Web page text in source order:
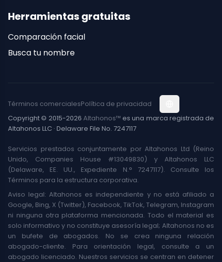
Herramientas gratuitas
Comparación facial
Busca tu nombre
Copyright © 2015-2026 Altahonos™ es una marca registrada de
Altahonos LLC · Delaware File No. 7247117
Términos comercialesPolítica de privacidad
Servicios prestados conjuntamente por Altahonos Ltd (Reino
Unido, Companies House #13049830) y Altahonos LLC
(Delaware, EE. UU., Expediente N.° 7247117). Consulte los
Términos para la estructura corporativa.
Aviso legal: Altahonos es independiente y no está afiliado a
Google, Bing, X (Twitter), Facebook, TikTok, Telegram, Instagram
ni ninguna otra plataforma mencionada. Todo el material es
solo informativo y no constituye asesoría legal; Altahonos no es
un bufete de abogados. No se crea ninguna relación
abogado-cliente. Para orientación legal, consulte a un
abogado licenciado. Nuestros servicios se centran en detener